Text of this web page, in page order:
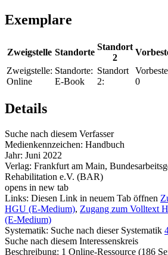
Exemplare
Zweigstelle Standorte
Standort
2
Zweigstelle:
Online
Standorte:
E-Book
Standort
2:
0
Details
Suche nach diesem Verfasser
Medienkennzeichen: Handbuch
Jahr: Juni 2022
Verlag: Frankfurt am Main,
Rehabilitation e.V. (BAR)
opens in new tab
Links: Diesen Link in neuem Tab öffnen
HGU (E-Medium), Zugang zum Volltext
(E-Medium)
Systematik: Suche nach dieser Systematik
Suche nach diesem Interessenskreis
Beschreibung: 1 Online-Ressource (186